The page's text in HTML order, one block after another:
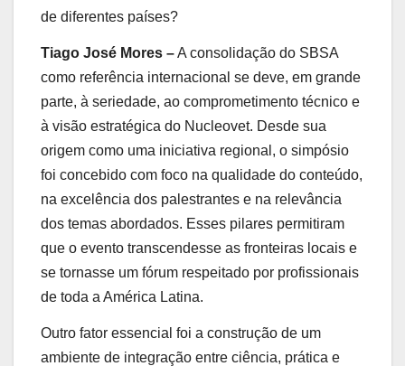
de diferentes países?
Tiago José Mores –A consolidação do SBSA
como referência internacional se deve, em grande
parte, à seriedade, ao comprometimento técnico e
à visão estratégica do Nucleovet. Desde sua
origem como uma iniciativa regional, o simpósio
foi concebido com foco na qualidade do conteúdo,
na excelência dos palestrantes e na relevância
dos temas abordados. Esses pilares permitiram
que o evento transcendesse as fronteiras locais e
se tornasse um fórum respeitado por profissionais
de toda a América Latina.
Outro fator essencial foi a construção de um
ambiente de integração entre ciência, prática e